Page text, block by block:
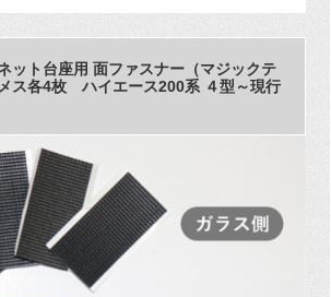
ット台座用 面ファスナー（マジックテ
ス各4枚 ハイエース200系 ４型～現行